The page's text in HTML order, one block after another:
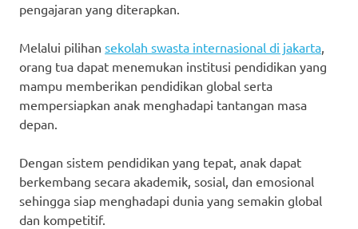
pengajaran yang diterapkan.
Melalui pilihan sekolah swasta internasional di jakarta,
orang tua dapat menemukan institusi pendidikan yang
mampu memberikan pendidikan global serta
mempersiapkan anak menghadapi tantangan masa
depan.
Dengan sistem pendidikan yang tepat, anak dapat
berkembang secara akademik, sosial, dan emosional
sehingga siap menghadapi dunia yang semakin global
dan kompetitif.